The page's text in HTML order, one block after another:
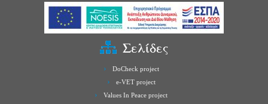
Σελίδες
DoCheck project
e-VET project
Values In Peace project